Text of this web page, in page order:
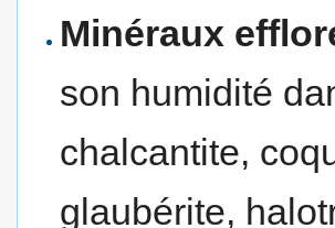
Minéraux
son humidité
chalcantite,
glaubérite,